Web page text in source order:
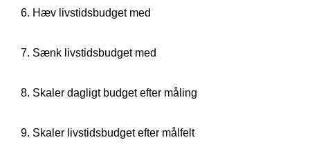
6. Hæv livstidsbudget med
7. Sænk livstidsbudget med
8. Skaler dagligt budget efter måling
9. Skaler livstidsbudget efter målfelt